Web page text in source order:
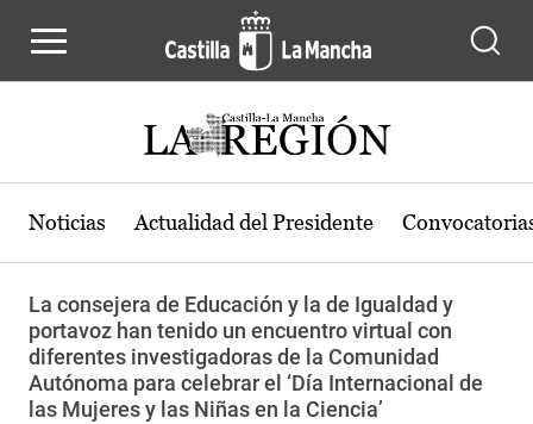
Noticias Actualidad del Presidente
La consejera de Educación y la de Igualdad y
portavoz han tenido un encuentro virtual con
diferentes investigadoras de la Comunidad
Autónoma para celebrar el ‘Día Internacional de
las Mujeres y las Niñas en la Ciencia’